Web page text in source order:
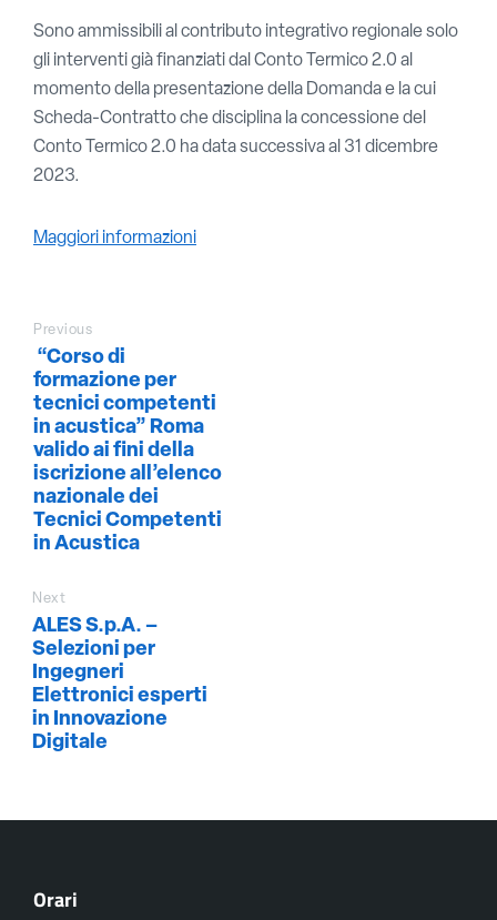
Sono ammissibili al contributo integrativo regionale solo
gli interventi già finanziati dal Conto Termico 2.0 al
momento della presentazione della Domanda e la cui
Scheda-Contratto che disciplina la concessione del
Conto Termico 2.0 ha data successiva al 31 dicembre
2023.
Maggiori informazioni
Previous
“Corso di
formazione per
tecnici competenti
in acustica” Roma
valido ai fini della
iscrizione all’elenco
nazionale dei
Tecnici Competenti
in Acustica
Next
ALES S.p.A. –
Selezioni per
Ingegneri
Elettronici esperti
in Innovazione
Digitale
Orari